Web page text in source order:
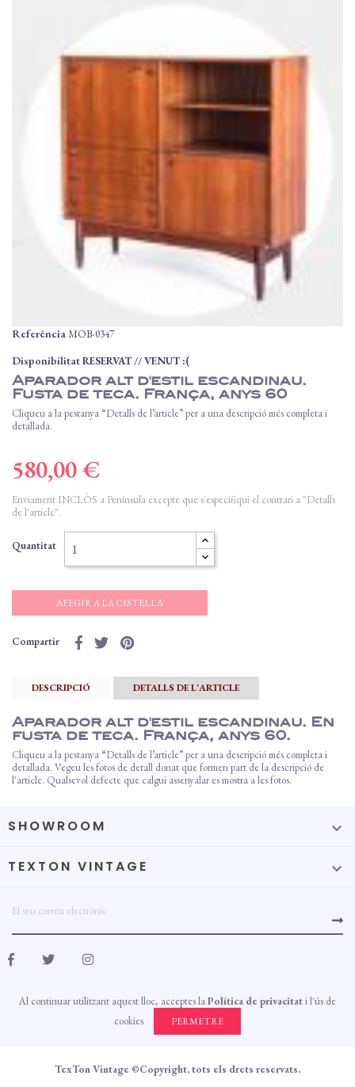
Referència MOB-0347
DisponibilitatRESERVAT // VENUT :(
Aparador alt d'estil escandinau.
Fusta de teca. França, anys 60
Cliqueu a la pestanya “Detalls de l’article” per a una descripció més completa i
detallada.
580,00 €
Enviament INCLÒS a Península excepte que s'especifiqui el contrari a "Detalls
de l'article".
Quantitat
AFEGIR A LA CISTELLA
Compartir
DESCRIPCIÓ DETALLS DE L'ARTICLE
Aparador alt d'estil escandinau. En
fusta de teca. França, anys 60.
Cliqueu a la pestanya “Detalls de l’article” per a una descripció més completa i
detallada. Vegeu les fotos de detall donat que formen part de la descripció de
l'article. Qualsevol defecte que calgui assenyalar es mostra a les fotos.
SHOWROOM 
TEXTON VINTAGE 
Al continuar utilitzant aquest lloc, acceptes laPolítica de privacitati l'ús de
cookies
PERMETRE
TexTon Vintage ©Copyright, tots els drets reservats.